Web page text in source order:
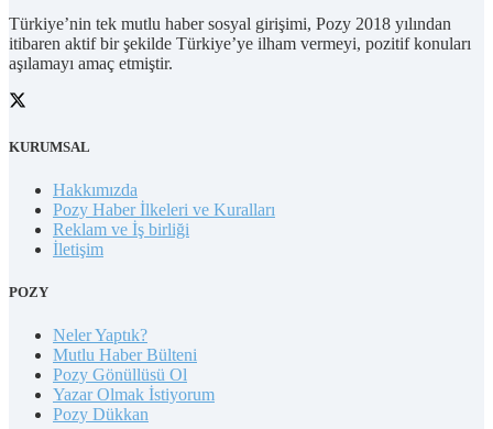
Türkiye’nin tek mutlu haber sosyal girişimi, Pozy 2018 yılından
itibaren aktif bir şekilde Türkiye’ye ilham vermeyi, pozitif konuları
aşılamayı amaç etmiştir.
KURUMSAL
Hakkımızda
Pozy Haber İlkeleri ve Kuralları
Reklam ve İş birliği
İletişim
POZY
Neler Yaptık?
Mutlu Haber Bülteni
Pozy Gönüllüsü Ol
Yazar Olmak İstiyorum
Pozy Dükkan